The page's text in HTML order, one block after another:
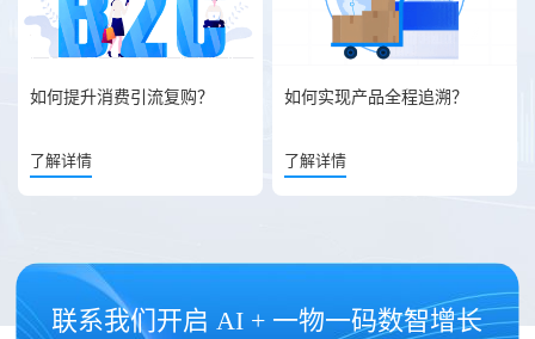
如何提升消费引流复购？
了解详情
如何实现产品全程追溯？
了解详情
联系我们开启 AI + 一物一码数智增长